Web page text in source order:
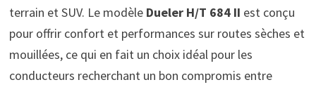
terrain et SUV. Le modèle Dueler H/T 684 II est conçu
pour offrir confort et performances sur routes sèches et
mouillées, ce qui en fait un choix idéal pour les
conducteurs recherchant un bon compromis entre